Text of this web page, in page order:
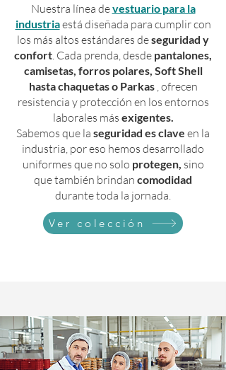
Nuestra línea devestuario para la
industriaestá diseñada para cumplir con
los más altos estándares deseguridad y
confort . Cada prenda, desde pantalones,
camisetas, forros polares, Soft Shell
hasta chaquetas o Parkas , ofrecen
resistencia y protección en los entornos
laborales más exigentes.
Sabemos que la seguridad es clave en la
industria, por eso hemos desarrollado
uniformes que no solo protegen, sino
que también brindan comodidad
durante toda la jornada.
Ver colección